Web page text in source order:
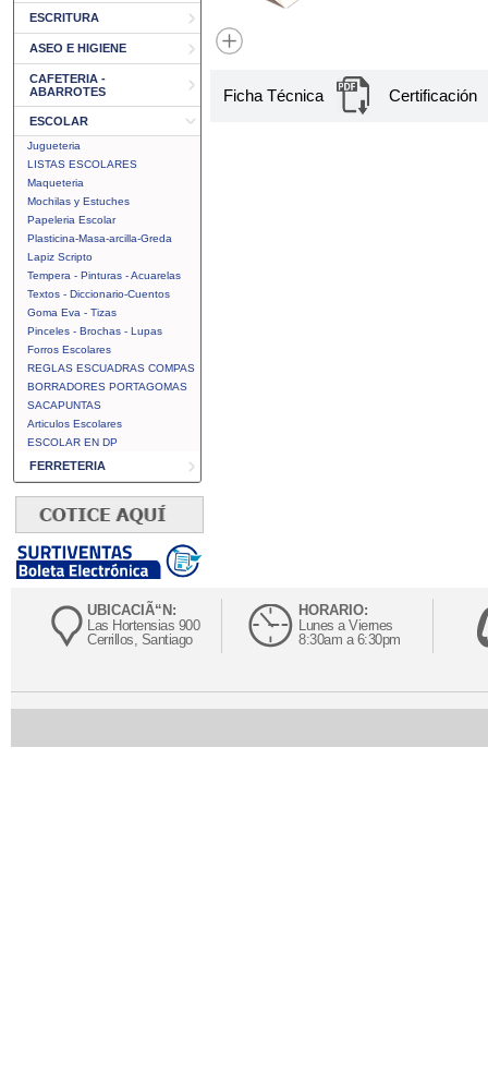
ESCRITURA
ASEO E HIGIENE
CAFETERIA -
ABARROTES
ESCOLAR
Jugueteria
LISTAS ESCOLARES
Maqueteria
Mochilas y Estuches
Papeleria Escolar
Plasticina-Masa-arcilla-Greda
Lapiz Scripto
Tempera - Pinturas - Acuarelas
Textos - Diccionario-Cuentos
Goma Eva - Tizas
Pinceles - Brochas - Lupas
Forros Escolares
REGLAS ESCUADRAS COMPAS
BORRADORES PORTAGOMAS
SACAPUNTAS
Articulos Escolares
ESCOLAR EN DP
FERRETERIA
Ficha Técnica Certificación
UBICACIÃ“N:
Las Hortensias 900
Cerrillos, Santiago
HORARIO:
Lunes a Viernes
8:30am a 6:30pm